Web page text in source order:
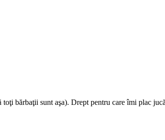
bărbaţii sunt aşa). Drept pentru care îmi plac